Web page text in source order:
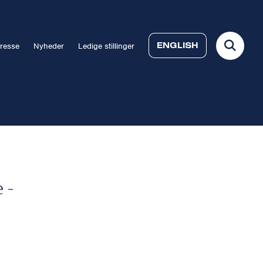
Nyheder Ledige stillinger ENGLISH
-